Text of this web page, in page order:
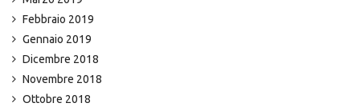
Febbraio 2019
Gennaio 2019
Dicembre 2018
Novembre 2018
Ottobre 2018